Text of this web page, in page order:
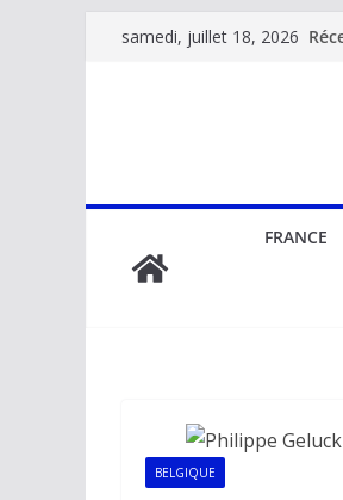
Passersamedi, juillet 18, 2026
FRANCE
BELGIQUE